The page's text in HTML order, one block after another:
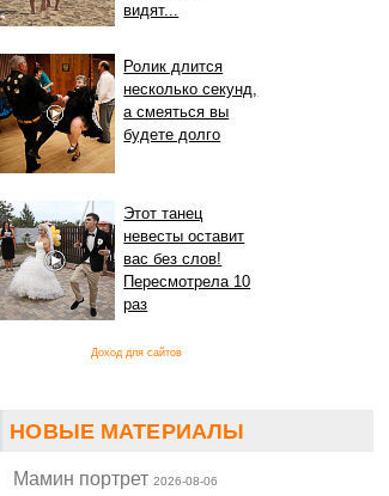
видят...
Ролик длится
несколько секунд,
а смеяться вы
будете долго
Этот танец
невесты оставит
вас без слов!
Пересмотрела 10
раз
Доход для сайтов
НОВЫЕ МАТЕРИАЛЫ
Мамин портрет2026-08-06